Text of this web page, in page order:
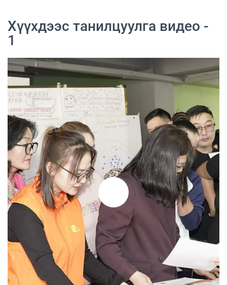
Хүүхдээс танилцуулга видео -
1